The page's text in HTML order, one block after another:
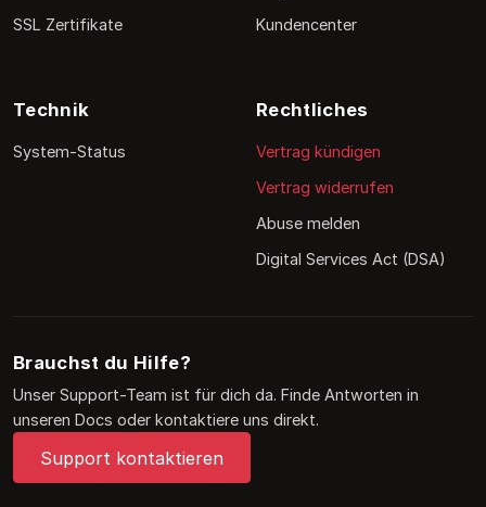
SSL Zertifikate
Kundencenter
Technik
System-Status
Rechtliches
Vertrag kündigen
Vertrag widerrufen
Abuse melden
Digital Services Act (DSA)
Brauchst du Hilfe?
Unser Support-Team ist für dich da. Finde Antworten in
unseren Docs oder kontaktiere uns direkt.
Support kontaktieren